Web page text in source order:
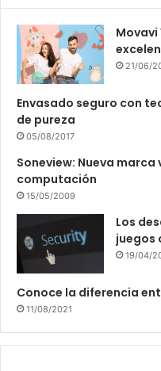
21/06/
Envasado seguro con
de pureza
05/08/2017
Soneview: Nueva
computación
15/05/2009
Los
juegos
19/04/
Conoce la diferencia
11/08/2021